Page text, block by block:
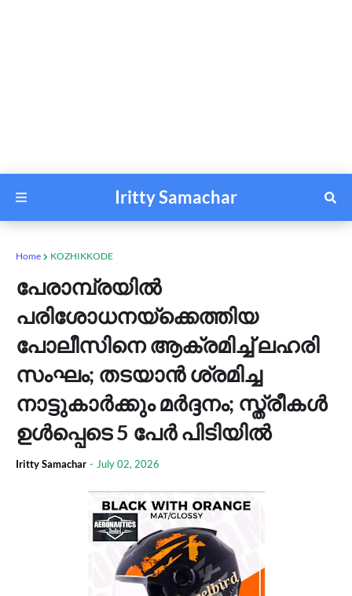
Iritty Samachar
Home KOZHIKKODE
പേരാമ്പ്രയില്‍
പരിശോധനയ്ക്കെത്തിയ
പോലീസിനെ ആക്രമിച്ച് ലഹരി
സംഘം; തടയാന്‍ ശ്രമിച്ച
നാട്ടുകാര്‍ക്കും മര്‍ദ്ദനം; സ്ത്രീകള്‍
ഉള്‍പ്പെടെ 5 പേര്‍ പിടിയില്‍
Iritty Samachar - July 02, 2026